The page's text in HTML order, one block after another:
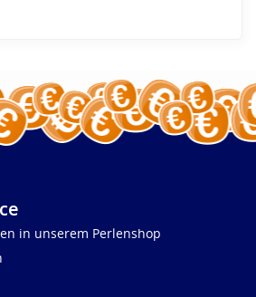
in unserem Perlenshop